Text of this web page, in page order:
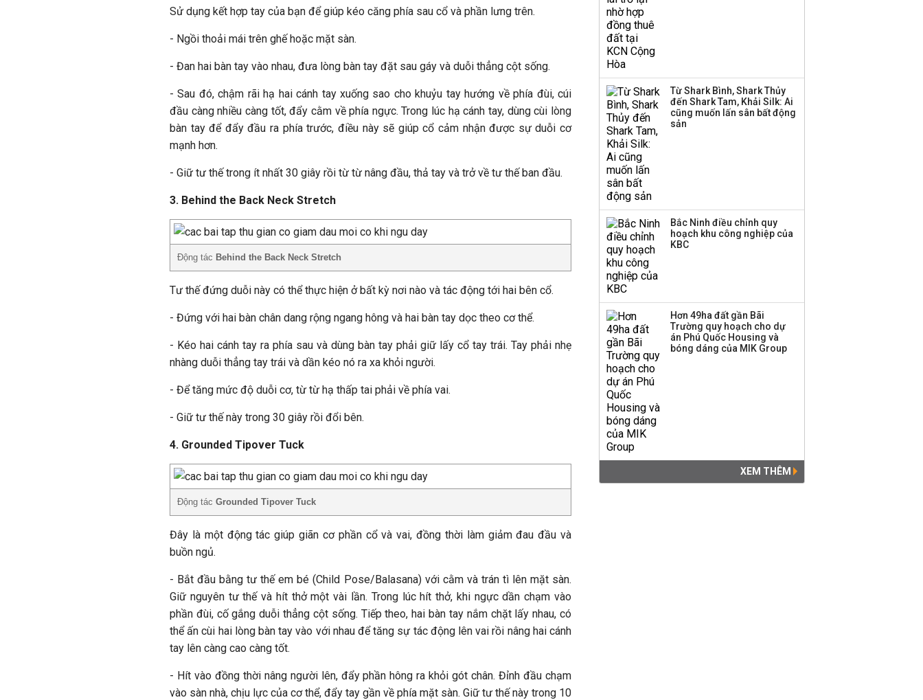
Sử dụng kết hợp tay của bạn để giúp kéo căng phía sau cổ và phần lưng trên.
- Ngồi thoải mái trên ghế hoặc mặt sàn.
- Đan hai bàn tay vào nhau, đưa lòng bàn tay đặt sau gáy và duỗi thẳng cột sống.
- Sau đó, chậm rãi hạ hai cánh tay xuống sao cho khuỷu tay hướng về phía đùi, cúi
đầu càng nhiều càng tốt, đẩy cằm về phía ngực. Trong lúc hạ cánh tay, dùng cùi lòng
bàn tay để đẩy đầu ra phía trước, điều này sẽ giúp cổ cảm nhận được sự duỗi cơ
mạnh hơn.
- Giữ tư thế trong ít nhất 30 giây rồi từ từ nâng đầu, thả tay và trở về tư thế ban đầu.
3. Behind the Back Neck Stretch
Động tác Behind the Back Neck Stretch
Tư thế đứng duỗi này có thể thực hiện ở bất kỳ nơi nào và tác động tới hai bên cổ.
- Đứng với hai bàn chân dang rộng ngang hông và hai bàn tay dọc theo cơ thể.
- Kéo hai cánh tay ra phía sau và dùng bàn tay phải giữ lấy cổ tay trái. Tay phải nhẹ
nhàng duỗi thẳng tay trái và dần kéo nó ra xa khỏi người.
- Để tăng mức độ duỗi cơ, từ từ hạ thấp tai phải về phía vai.
- Giữ tư thế này trong 30 giây rồi đổi bên.
4. Grounded Tipover Tuck
Động tác Grounded Tipover Tuck
Đây là một động tác giúp giãn cơ phần cổ và vai, đồng thời làm giảm đau đầu và
buồn ngủ.
- Bắt đầu bằng tư thế em bé (Child Pose/Balasana) với cằm và trán tì lên mặt sàn.
Giữ nguyên tư thế và hít thở một vài lần. Trong lúc hít thở, khi ngực dần chạm vào
phần đùi, cố gắng duỗi thẳng cột sống. Tiếp theo, hai bàn tay nắm chặt lấy nhau, có
thể ấn cùi hai lòng bàn tay vào với nhau để tăng sự tác động lên vai rồi nâng hai cánh
tay lên càng cao càng tốt.
- Hít vào đồng thời nâng người lên, đẩy phần hông ra khỏi gót chân. Đỉnh đầu chạm
vào sàn nhà, chịu lực của cơ thể, đẩy tay gần về phía mặt sàn. Giữ tư thế này trong 10
Sacombank phát hành
ba đợt trái phiếu thu về
Từ Shark Bình, Shark Thủy
đến Shark Tam, Khải Silk: Ai
cũng muốn lấn sân bất động
sản
Bắc Ninh điều chỉnh quy
hoạch khu công nghiệp của
KBC
Hơn 49ha đất gần Bãi
Trường quy hoạch cho dự
án Phú Quốc Housing và
bóng dáng của MIK Group
XEM THÊM